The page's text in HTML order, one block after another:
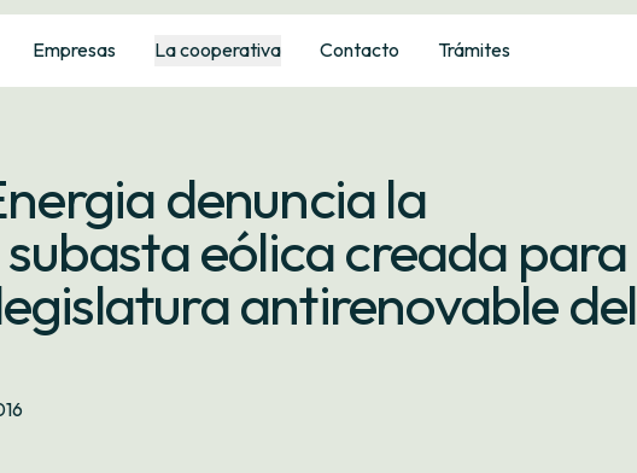
Empresas La cooperativa Contacto Trámites
denuncia la
eólica creada para
antirenovable del